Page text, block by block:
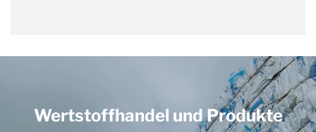
Wertstoffhandel und Produkte